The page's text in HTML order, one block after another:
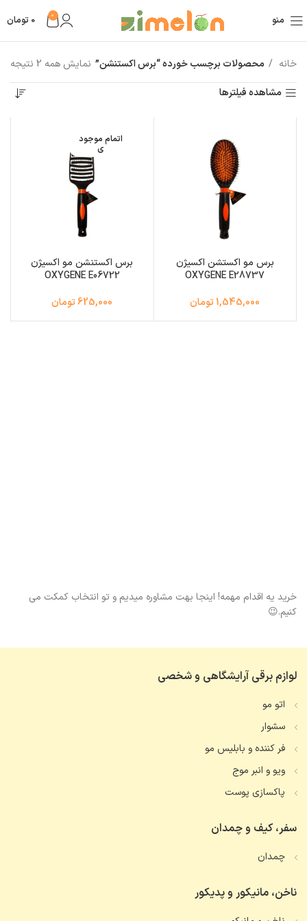
منو 0
0 تومان
خانه محصولات برچسب خورده “برس اکستنشن” نمایش همه 2 نتیجه
مشاهده فیلترها
برس مو اکستشن اکسیژن
OXYGENE E28737
1,545,000 تومان
اتمام موجود
ی
برس اکستنشن مو اکسیژن
OXYGENE E06722
625,000 تومان
خرید یه اقدام مهمه! اینجا بهت مشاوره میدیم و تو انتخاب کمکت می
کنیم.😉
لوازم برقی آرایشگاهی و شخصی
اتو مو
سشوار
فر کننده و بابلیس مو
ویو و انبر موج
پاکسازی پوست
سفر، کیف و چمدان
چمدان
ناخن، مانیکور و پدیکور